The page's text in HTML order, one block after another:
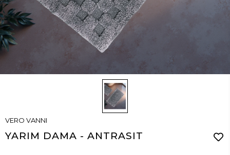
VERO VANNI
YARIM DAMA - ANTRASIT